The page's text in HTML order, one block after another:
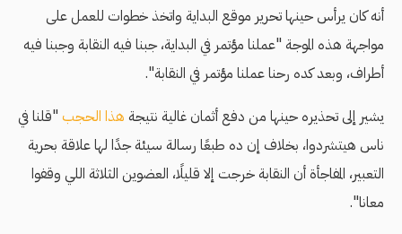
أنه كان يرأس حينها تحرير موقع البداية واتخذ خطوات للعمل على
مواجهة هذه الموجة "عملنا مؤتمر في البداية، جبنا فيه النقابة وجبنا فيه
أطراف، وبعد كده رحنا عملنا مؤتمر في النقابة".
يشير إلى تحذيره حينها من دفع أثمان غالية نتيجة هذا الحجب "قلنا في
ناس هيتشردوا، بخلاف إن ده طبعًا رسالة سيئة جدًا لها علاقة بحرية
التعبير، المفاجأة أن النقابة خرجت إلا قليلًا، العضوين الثلاثة اللي وقفوا
معانا".